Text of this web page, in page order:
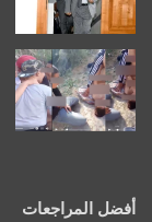
أفضل المراجعات